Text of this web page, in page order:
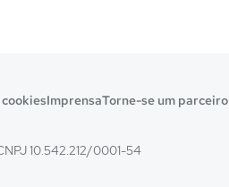
ImprensaTorne-se um parceiro
10.542.212/0001-54